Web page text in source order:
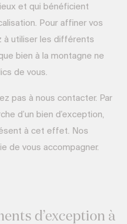
et qui bénéficient
Pour affiner vos
à utiliser les différents
bien à la montagne ne
de vous.
pas à nous contacter. Par
d’un bien d’exception,
à cet effet. Nos
de vous accompagner.
d’exception à